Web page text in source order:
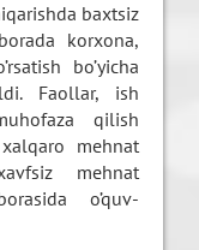
baxtsiz
korxona,
bo’yicha
Faollar, ish
qilish
mehnat
mehnat
o’quv-